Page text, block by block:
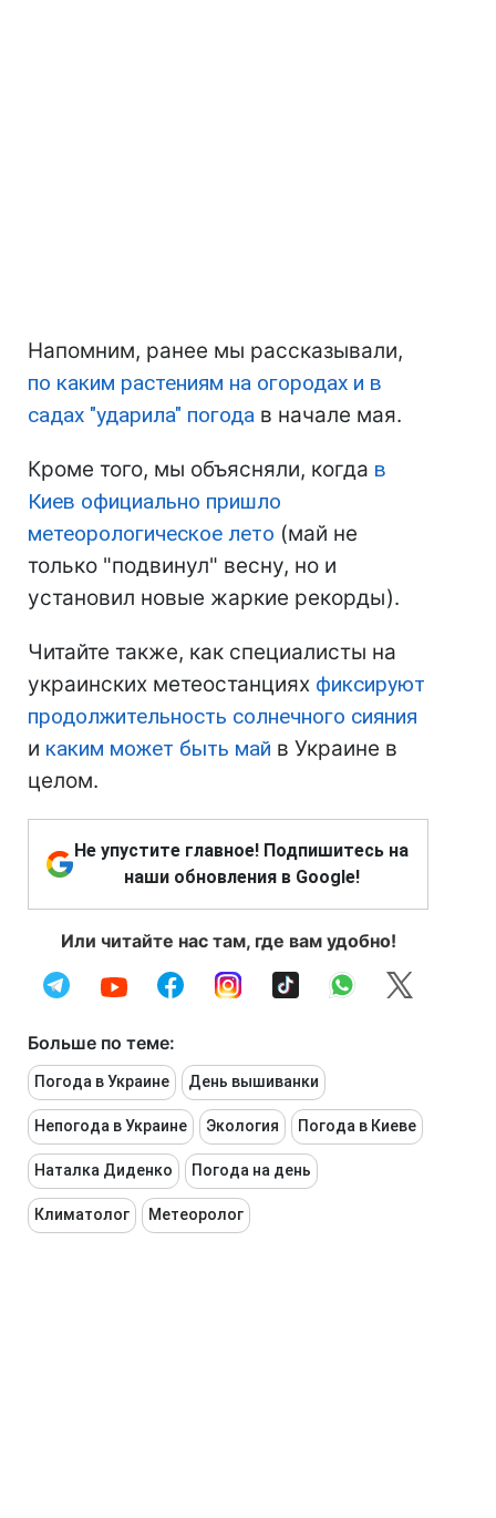
Напомним, ранее мы рассказывали,
по каким растениям на огородах и в
садах "ударила" погода в начале мая.
Кроме того, мы объясняли, когда в
Киев официально пришло
метеорологическое лето (май не
только "подвинул" весну, но и
установил новые жаркие рекорды).
Читайте также, как специалисты на
украинских метеостанциях фиксируют
продолжительность солнечного сияния
и каким может быть май в Украине в
целом.
Не упустите главное! Подпишитесь на
наши обновления в Google!
Или читайте нас там, где вам удобно!
Больше по теме:
Погода в Украине День вышиванки
Непогода в Украине Экология Погода в Киеве
Наталка Диденко Погода на день
Климатолог Метеоролог